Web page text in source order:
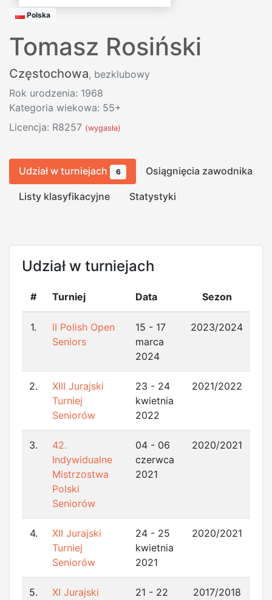
Polska
Tomasz Rosiński
Częstochowa, bezklubowy
Rok urodzenia: 1968
Kategoria wiekowa: 55+
Licencja: R8257 (wygasła)
Udział w turniejach 6 Osiągnięcia zawodnika
Listy klasyfikacyjne Statystyki
Udział w turniejach
# Turniej Data Sezon
1.
II Polish Open
Seniors
15 - 17
marca
2024
2023/2024
2.
XIII Jurajski
Turniej
Seniorów
23 - 24
kwietnia
2022
2021/2022
3.
42.
Indywidualne
Mistrzostwa
Polski
Seniorów
04 - 06
czerwca
2021
2020/2021
4.
XII Jurajski
Turniej
Seniorów
24 - 25
kwietnia
2021
2020/2021
5.
XI Jurajski
21 - 22
2017/2018